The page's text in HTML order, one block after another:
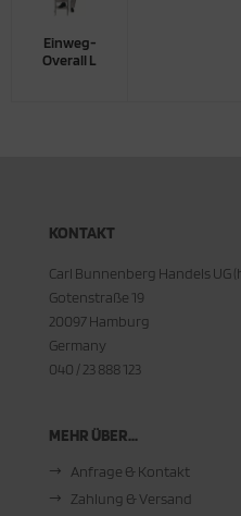
Einweg-
Overall L
KONTAKT
Carl Bunnenberg Handels
Gotenstraße 19
20097 Hamburg
Germany
040 / 23 888 123
MEHR ÜBER...
Anfrage & Kontakt
Zahlung & Versand